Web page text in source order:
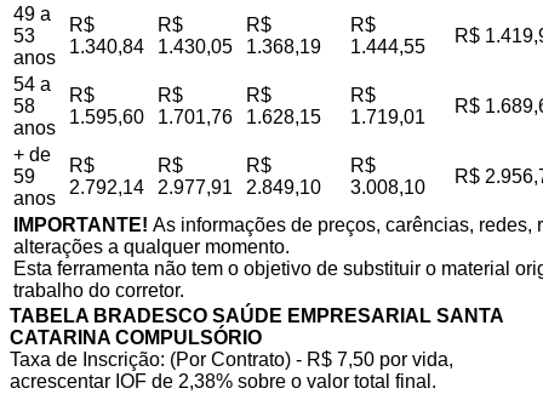
49 a
53
anos
R$
1.340,84
R$
1.430,05
R$
1.368,19
R$
1.444,55
R$
54 a
58
anos
R$
1.595,60
R$
1.701,76
R$
1.628,15
R$
1.719,01
R$
+ de
59
anos
R$
2.792,14
R$
2.977,91
R$
2.849,10
R$
3.008,10
R$
IMPORTANTE! As informações de preços, carências,
alterações a qualquer momento.
Esta ferramenta não tem o objetivo de substituir o material
trabalho do corretor.
TABELA BRADESCO SAÚDE EMPRESARIAL SANTA
CATARINA COMPULSÓRIO
Taxa de Inscrição: (Por Contrato) - R$ 7,50 por vida,
acrescentar IOF de 2,38% sobre o valor total final.